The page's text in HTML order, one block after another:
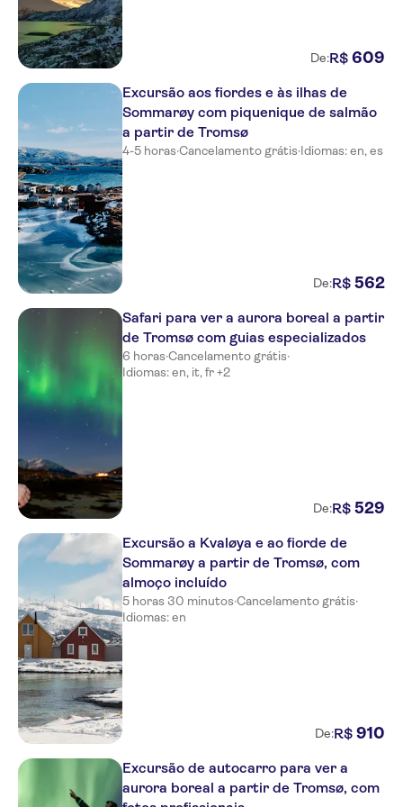
De:R$ 609
Excursão aos fiordes e às ilhas de
Sommarøy com piquenique de salmão
a partir de Tromsø
4-5 horas·Cancelamento grátis·Idiomas: en, es
De:R$ 562
Safari para ver a aurora boreal a partir
de Tromsø com guias especializados
6 horas·Cancelamento grátis·
Idiomas: en, it, fr +2
De:R$ 529
Excursão a Kvaløya e ao fiorde de
Sommarøy a partir de Tromsø, com
almoço incluído
5 horas 30 minutos·Cancelamento grátis·
Idiomas: en
De:R$ 910
Excursão de autocarro para ver a
aurora boreal a partir de Tromsø, com